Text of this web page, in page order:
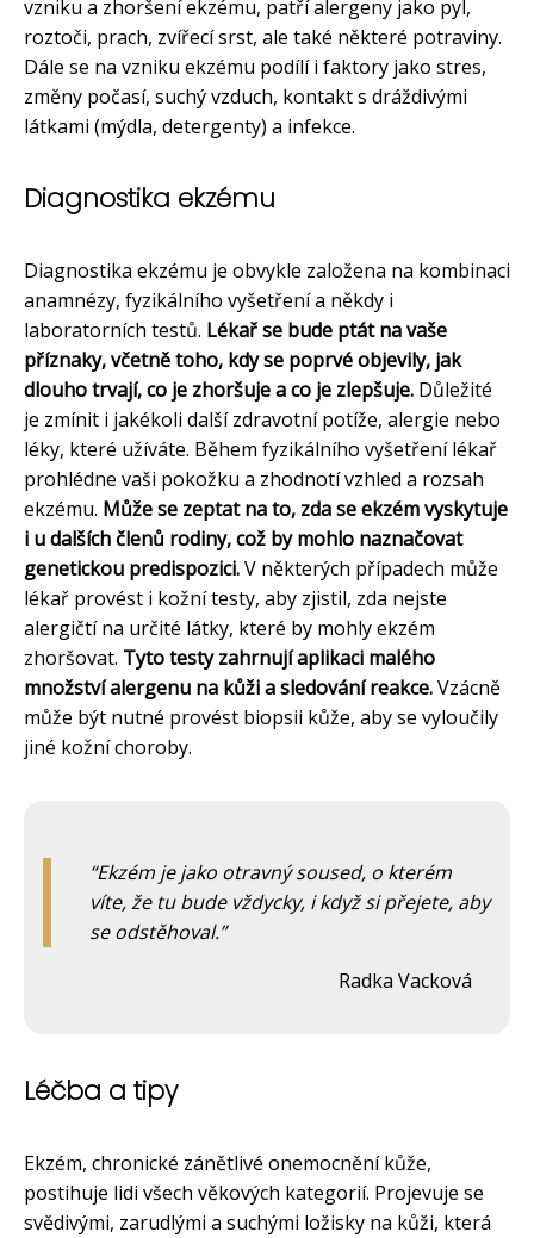
vzniku a zhoršení ekzému, patří alergeny jako pyl,
roztoči, prach, zvířecí srst, ale také některé potraviny.
Dále se na vzniku ekzému podílí i faktory jako stres,
změny počasí, suchý vzduch, kontakt s dráždivými
látkami (mýdla, detergenty) a infekce.
Diagnostika ekzému
Diagnostika ekzému je obvykle založena na kombinaci
anamnézy, fyzikálního vyšetření a někdy i
laboratorních testů. Lékař se bude ptát na vaše
příznaky, včetně toho, kdy se poprvé objevily, jak
dlouho trvají, co je zhoršuje a co je zlepšuje. Důležité
je zmínit i jakékoli další zdravotní potíže, alergie nebo
léky, které užíváte. Během fyzikálního vyšetření lékař
prohlédne vaši pokožku a zhodnotí vzhled a rozsah
ekzému. Může se zeptat na to, zda se ekzém vyskytuje
i u dalších členů rodiny, což by mohlo naznačovat
genetickou predispozici.V některých případech může
lékař provést i kožní testy, aby zjistil, zda nejste
alergičtí na určité látky, které by mohly ekzém
zhoršovat. Tyto testy zahrnují aplikaci malého
množství alergenu na kůži a sledování reakce.Vzácně
může být nutné provést biopsii kůže, aby se vyloučily
jiné kožní choroby.
Ekzém je jako otravný soused, o kterém
víte, že tu bude vždycky, i když si přejete, aby
se odstěhoval.
Radka Vacková
Léčba a tipy
Ekzém, chronické zánětlivé onemocnění kůže,
postihuje lidi všech věkových kategorií. Projevuje se
svědivými, zarudlými a suchými ložisky na kůži, která